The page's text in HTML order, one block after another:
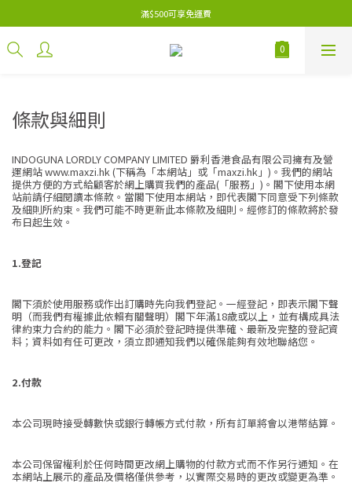
滿$500可享免運費
條款與細則
INDOGUNA LORDLY COMPANY LIMITED 爵利香港食品有限公司擁有及營
運網站 www.maxzi.hk (下稱為「本網站」或「maxzi.hk」)。我們的網站
提供方便的方式給顧客於網上購買我們的產品(「服務」)。閣下使用本網
站前請仔細閱讀本條款。當閣下使用本網站，即代表閣下同意受下列條款
及細則所約束。我們可能不時更新此本條款及細則。經修訂的條款將於發
布日起生效。
1.登記
閣下須於使用服務或作出訂購時先向我們登記。一經登記，即表示閣下聲
明（而我們有權據此依賴有關聲明）閣下年滿18歲或以上，並有構成具法
律約束力合約的能力。閣下必須於登記時提供準確、最新及完整的登記資
料；資料如有任可更改，須立即通知我們以確保能夠有效地聯絡您。
2.付款
本公司現時接受轉數快或銀行轉帳方式付款，所有訂單將會以港幣結算。
本公司保留權利於任何時間更改網上購物的付款方式而不作另行通知。在
本網站上展示的產品及價格僅供參考，以實際交易時的更改或變更為準。